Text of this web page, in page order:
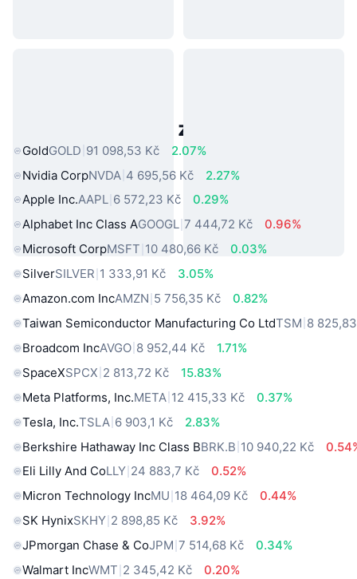
Populární aktiva z reálného světa
GoldGOLD 91 098,53 Kč
2.07%
Nvidia CorpNVDA 4 695,56 Kč
2.27%
Apple Inc.AAPL 6 572,23 Kč
0.29%
Alphabet Inc Class AGOOGL 7 444,72 Kč
0.96%
Microsoft CorpMSFT 10 480,66 Kč
0.03%
SilverSILVER 1 333,91 Kč
3.05%
Amazon.com IncAMZN 5 756,35 Kč
0.82%
Taiwan Semiconductor Manufacturing Co LtdTSM 8
Broadcom IncAVGO 8 952,44 Kč
1.71%
SpaceXSPCX 2 813,72 Kč
15.83%
Meta Platforms, Inc.META 12 415,33 Kč
0.37%
Tesla, Inc.TSLA 6 903,1 Kč
2.83%
Berkshire Hathaway Inc Class BBRK.B 10 940,22 Kč
Eli Lilly And CoLLY 24 883,7 Kč
0.52%
Micron Technology IncMU 18 464,09 Kč
0.44%
SK HynixSKHY 2 898,85 Kč
3.92%
JPmorgan Chase & CoJPM 7 514,68 Kč
0.34%
Walmart IncWMT 2 345,42 Kč 0.20%